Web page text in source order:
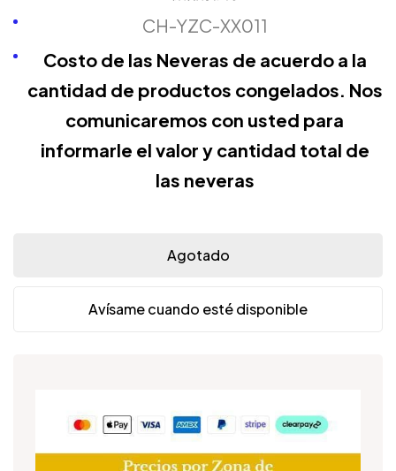
CH-YZC-XX011
Costo de las Neveras de acuerdo a la
cantidad de productos congelados. Nos
comunicaremos con usted para
informarle el valor y cantidad total de
las neveras
Agotado
Avísame cuando esté disponible